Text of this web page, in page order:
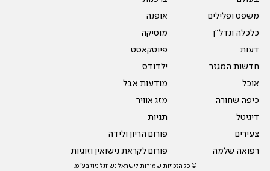
משפט ופלילים
כלכלה ונדל"ן
דעות
חדשות המגזר
אוכל
כיפה שחורה
דיגיטל
צעירים
רפואה שלמה
אופנה
מוסיקה
פיוטקאסט
ילדודס
מודעות אבל
מזג אוויר
תגיות
פורום הריון ולידה
פורום לקראת נישואין וזוגיות
© כל הזכויות שמורות לישראל נשיונל ניוז בע"מ.